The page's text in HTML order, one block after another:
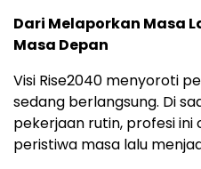
Dari Melaporkan Masa
Masa Depan
Visi Rise2040 menyoroti
sedang berlangsung. Di
pekerjaan rutin, profesi
peristiwa masa lalu